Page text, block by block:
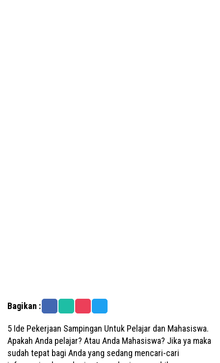
Bagikan :
5 Ide Pekerjaan Sampingan Untuk Pelajar dan Mahasiswa.
Apakah Anda pelajar? Atau Anda Mahasiswa? Jika ya maka
sudah tepat bagi Anda yang sedang mencari-cari